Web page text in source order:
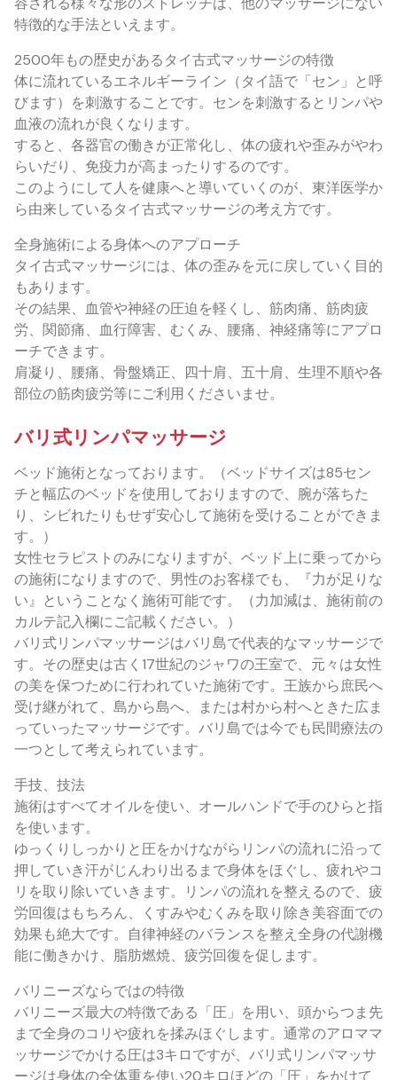
特徴的な手法といえます。
2500年もの歴史があるタイ古式マッサージの特徴
体に流れているエネルギーライン（タイ語で「セン」と呼
びます）を刺激することです。センを刺激するとリンパや
血液の流れが良くなります。
すると、各器官の働きが正常化し、体の疲れや歪みがやわ
らいだり、免疫力が高まったりするのです。
このようにして人を健康へと導いていくのが、東洋医学か
ら由来しているタイ古式マッサージの考え方です。
全身施術による身体へのアプローチ
タイ古式マッサージには、体の歪みを元に戻していく目的
もあります。
その結果、血管や神経の圧迫を軽くし、筋肉痛、筋肉疲
労、関節痛、血行障害、むくみ、腰痛、神経痛等にアプロ
ーチできます。
肩凝り、腰痛、骨盤矯正、四十肩、五十肩、生理不順や各
部位の筋肉疲労等にご利用くださいませ。
バリ式リンパマッサージ
ベッド施術となっております。（ベッドサイズは85セン
チと幅広のベッドを使用しておりますので、腕が落ちた
り、シビれたりもせず安心して施術を受けることができま
す。）
女性セラピストのみになりますが、ベッド上に乗ってから
の施術になりますので、男性のお客様でも、『力が足りな
い』ということなく施術可能です。（力加減は、施術前の
カルテ記入欄にご記載ください。）
バリ式リンパマッサージはバリ島で代表的なマッサージで
す。その歴史は古く17世紀のジャワの王室で、元々は女性
の美を保つために行われていた施術です。王族から庶民へ
受け継がれて、島から島へ、または村から村へときた広ま
っていったマッサージです。バリ島では今でも民間療法の
一つとして考えられています。
手技、技法
施術はすべてオイルを使い、オールハンドで手のひらと指
を使います。
ゆっくりしっかりと圧をかけながらリンパの流れに沿って
押していき汗がじんわり出るまで身体をほぐし、疲れやコ
リを取り除いていきます。リンパの流れを整えるので、疲
労回復はもちろん、くすみやむくみを取り除き美容面での
効果も絶大です。自律神経のバランスを整え全身の代謝機
能に働きかけ、脂肪燃焼、疲労回復を促します。
バリニーズならではの特徴
バリニーズ最大の特徴である「圧」を用い、頭からつま先
まで全身のコリや疲れを揉みほぐします。通常のアロママ
ッサージでかける圧は3キロですが、バリ式リンパマッサ